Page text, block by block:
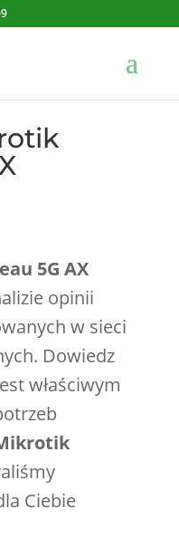
5G AX
opinii
w sieci
Dowiedz
właściwym
Ciebie